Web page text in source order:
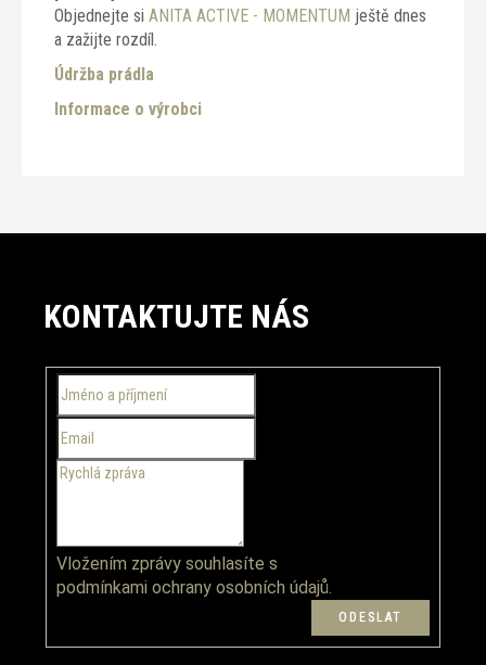
Objednejte si ANITA ACTIVE - MOMENTUM ještě dnes
a zažijte rozdíl.
Údržba prádla
Informace o výrobci
KONTAKTUJTE NÁS
Vložením zprávy souhlasíte s
podmínkami ochrany osobních údajů.